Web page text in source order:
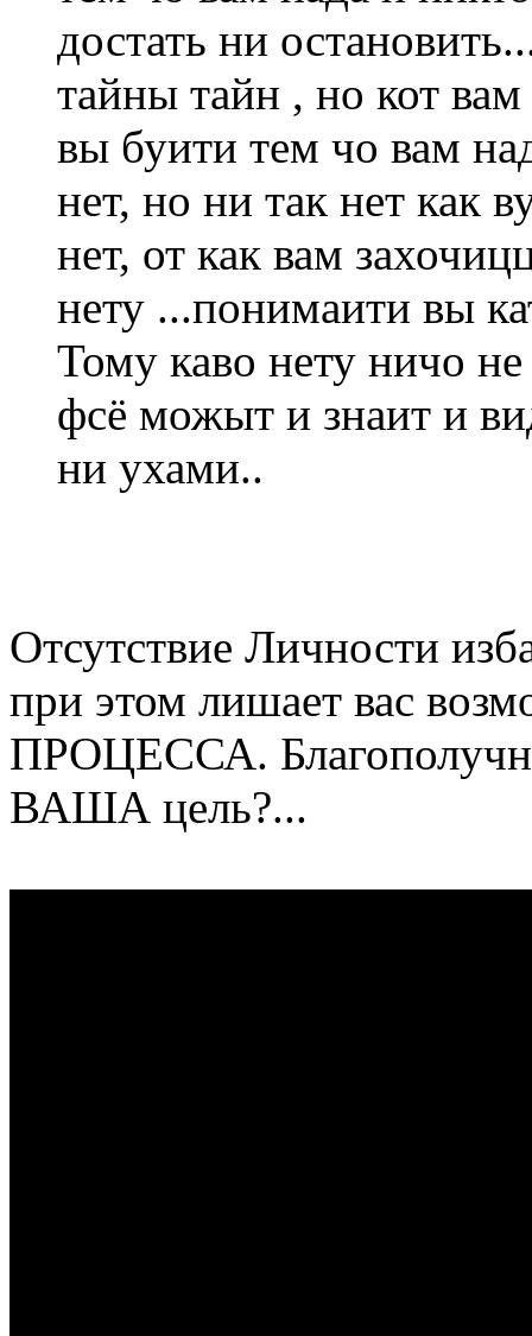
достать ни
тайны тайн , но кот
вы буити тем чо вам
нет, но ни так нет как
нет, от как вам
нету ...понимаити вы
Тому каво нету ничо
фсё можыт и знаит и
ни ухами..
Отсутствие Личности
при этом лишает вас
ПРОЦЕССА.
ВАША цель?...